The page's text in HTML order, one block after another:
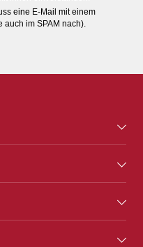
eine E-Mail mit einem
im SPAM nach).